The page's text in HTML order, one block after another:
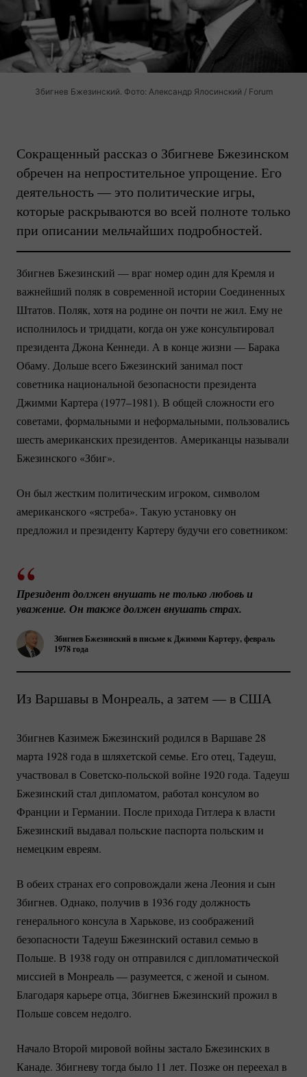
Збигнев Бжезинский. Фото: Александр Ялосинский / Forum
Сокращенный рассказ о Збигневе Бжезинском
обречен на непростительное упрощение. Его
деятельность — это политические игры,
которые раскрываются во всей полноте только
при описании мельчайших подробностей.
Збигнев Бжезинский — враг номер один для Кремля и
важнейший поляк в современной истории Соединенных
Штатов. Поляк, хотя на родине он почти не жил. Ему не
исполнилось и тридцати, когда он уже консультировал
президента Джона Кеннеди. А в конце жизни — Барака
Обаму. Дольше всего Бжезинский занимал пост
советника национальной безопасности президента
Джимми Картера (1977–1981). В общей сложности его
советами, формальными и неформальными, пользовались
шесть американских президентов. Американцы называли
Бжезинского «Збиг».
Он был жестким политическим игроком, символом
американского «ястреба». Такую установку он
предложил и президенту Картеру будучи его советником:
Збигнев Бжезинский в письме к Джимми Картеру, февраль
1978 года
Президент должен внушать не только любовь и
уважение. Он также должен внушать страх.
Из Варшавы в Монреаль, а затем — в США
Збигнев Казимеж Бжезинский родился в Варшаве 28
марта 1928 года в шляхетской семье. Его отец, Тадеуш,
участвовал в Советско-польской войне 1920 года. Тадеуш
Бжезинский стал дипломатом, работал консулом во
Франции и Германии. После прихода Гитлера к власти
Бжезинский выдавал польские паспорта польским и
немецким евреям.
В обеих странах его сопровождали жена Леония и сын
Збигнев. Однако, получив в 1936 году должность
генерального консула в Харькове, из соображений
безопасности Тадеуш Бжезинский оставил семью в
Польше. В 1938 году он отправился с дипломатической
миссией в Монреаль — разумеется, с женой и сыном.
Благодаря карьере отца, Збигнев Бжезинский прожил в
Польше совсем недолго.
Начало Второй мировой войны застало Бжезинских в
Канаде. Збигневу тогда было 11 лет. Позже он переехал в